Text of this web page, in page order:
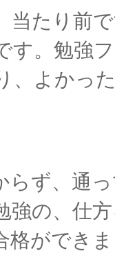
当たり前
す。勉強
、よかっ
らず、通
強の、仕
格ができ